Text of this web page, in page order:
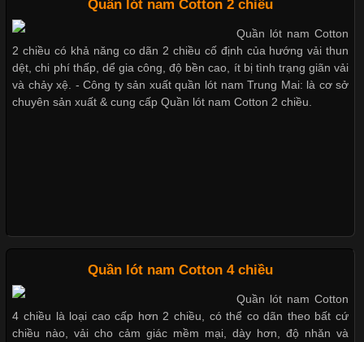
Chất Liệu Lycra Có Gì Đặc Biệt Trong Ngành Thời Trang?
Cập nhật 2026-05-27 17:03:46
Vải Lycra Là Gì? Chất Liệu Co Giãn Được Ưa Chuộng Trong
Chất Liệu Bamboo Xu Hướng Mới Trong Ngành Thời Trang
Cập nhật 2026-05-21 14:59:25
Trong những năm gần đây, vải Bamboo đang trở thành một
Thị hiều quần lót nam bơi lội nam và nữ 2017
Mẫu quần lót nam giá rẻ sốt hè 2017
Những mẩu quần lót nam thông dụng hiện nay
Quần lót nam Cotton 2 chiều
Quần lót nam Cotton
2 chiều có khả năng co dãn 2 chiều cố định của hướng vải thun
dệt, chi phí thấp, dể gia công, độ bền cao, ít bị tình trạng giãn vải
và chảy xệ. - Công ty sản xuất quần lót nam Trung Mai: là cơ sở
chuyên sản xuất & cung cấp Quần lót nam Cotton 2 chiều.
Quần lót nam Cotton 4 chiều
Quần lót nam Cotton
4 chiều là loại cao cấp hơn 2 chiều, có thể co dãn theo bất cứ
chiều nào, vải cho cảm giác mềm mại, dày hơn, độ nhăn và